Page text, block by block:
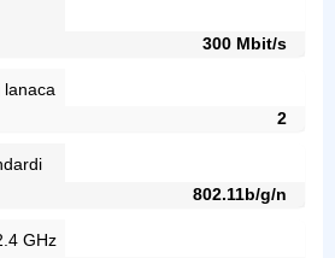
300 Mbit/s
lanaca
2
802.11b/g/n
GHz